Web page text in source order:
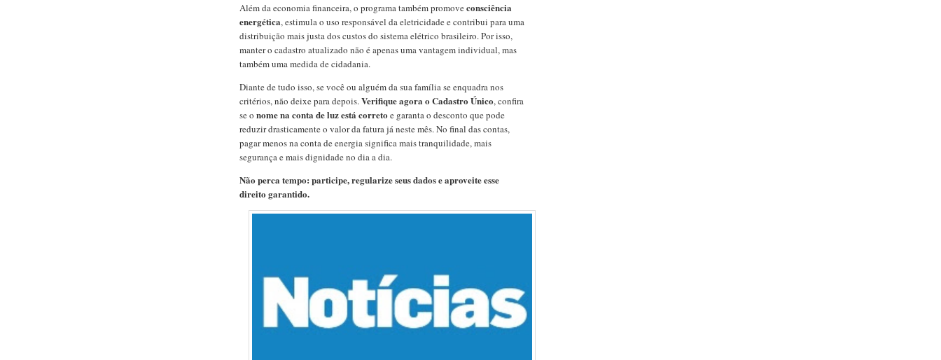
Além da economia financeira, o programa também promoveconsciência
energética, estimula o uso responsável da eletricidade e contribui para uma
distribuição mais justa dos custos do sistema elétrico brasileiro. Por isso,
manter o cadastro atualizado não é apenas uma vantagem individual, mas
também uma medida de cidadania.
Diante de tudo isso, se você ou alguém da sua família se enquadra nos
critérios, não deixe para depois.Verifique agora o Cadastro Único, confira
se o nome na conta de luz está correto e garanta o desconto que pode
reduzir drasticamente o valor da fatura já neste mês. No final das contas,
pagar menos na conta de energia significa mais tranquilidade, mais
segurança e mais dignidade no dia a dia.
Não perca tempo: participe, regularize seus dados e aproveite esse
direito garantido.